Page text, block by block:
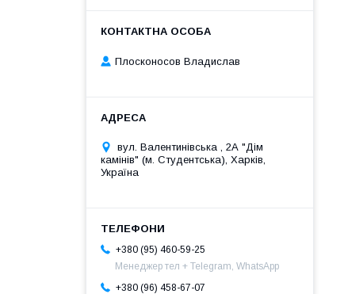
Плосконосов Владислав
вул. Валентинівська , 2А "Дім
камінів" (м. Студентська), Харків,
Україна
+380 (95) 460-59-25
Менеджер тел + Telegram, WhatsApp
+380 (96) 458-67-07